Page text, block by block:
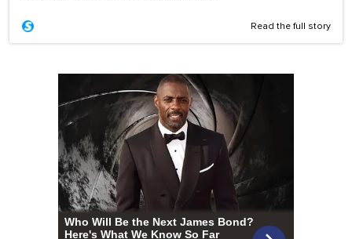
Read the full story